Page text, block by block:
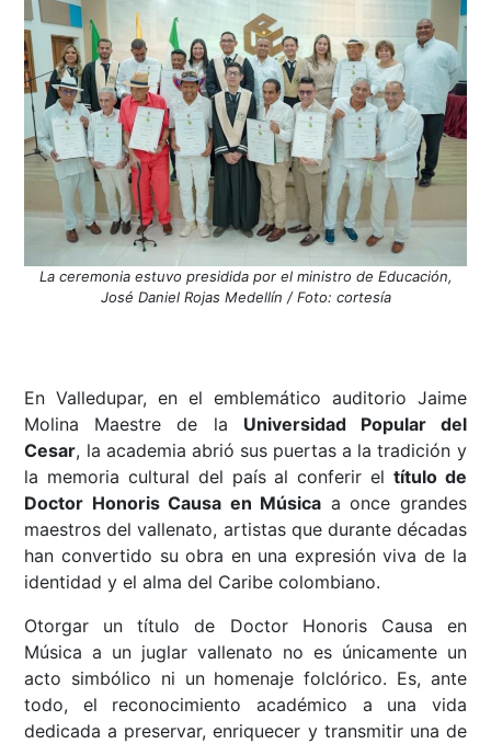
La ceremonia estuvo presidida por el ministro de Educación,
José Daniel Rojas Medellín / Foto: cortesía
En Valledupar, en el emblemático auditorio Jaime
Molina Maestre de la Universidad Popular del
Cesar, la academia abrió sus puertas a la tradición y
la memoria cultural del país al conferir el título de
Doctor Honoris Causa en Música a once grandes
maestros del vallenato, artistas que durante décadas
han convertido su obra en una expresión viva de la
identidad y el alma del Caribe colombiano.
Otorgar un título de Doctor Honoris Causa en
Música a un juglar vallenato no es únicamente un
acto simbólico ni un homenaje folclórico. Es, ante
todo, el reconocimiento académico a una vida
dedicada a preservar, enriquecer y transmitir una de